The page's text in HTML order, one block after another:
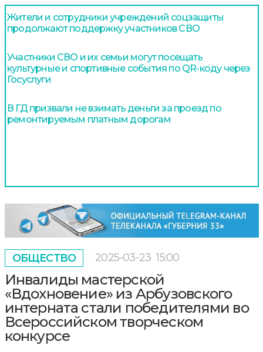
Жители и сотрудники учреждений соцзащиты
продолжают поддержку участников СВО
Участники СВО и их семьи могут посещать
культурные и спортивные события по QR-коду через
Госуслуги
В ГД призвали не взимать деньги за проезд по
ремонтируемым платным дорогам
ОБЩЕСТВО 2025-03-23 15:00
Инвалиды мастерской
«Вдохновение» из Арбузовского
интерната стали победителями во
Всероссийском творческом
конкурсе